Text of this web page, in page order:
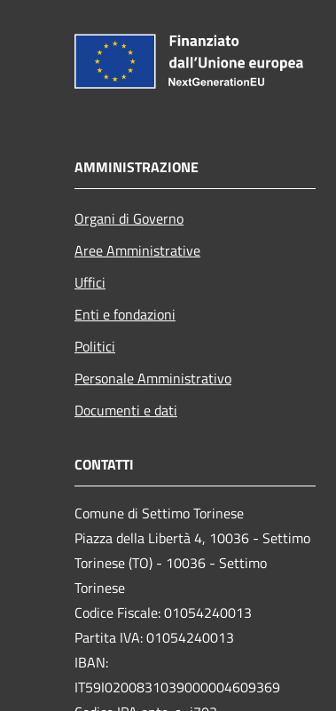
AMMINISTRAZIONE
Organi di Governo
Aree Amministrative
Uffici
Enti e fondazioni
Politici
Personale Amministrativo
Documenti e dati
CONTATTI
Comune di Settimo Torinese
Piazza della Libertà 4, 10036 - Settimo
Torinese (TO) - 10036 - Settimo
Torinese
Codice Fiscale: 01054240013
Partita IVA: 01054240013
IBAN:
IT59I0200831039000004609369